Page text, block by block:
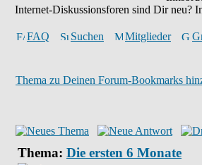
Internet-Diskussionsforen sind Dir neu?
FAQ Suchen Mitglieder
Thema zu Deinen Forum-Bookmarks
Thema: Die ersten 6 Monate